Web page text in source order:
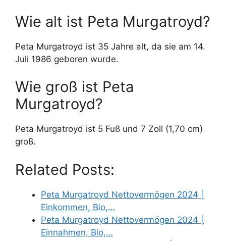
Wie alt ist Peta Murgatroyd?
Peta Murgatroyd ist 35 Jahre alt, da sie am 14.
Juli 1986 geboren wurde.
Wie groß ist Peta
Murgatroyd?
Peta Murgatroyd ist 5 Fuß und 7 Zoll (1,70 cm)
groß.
Related Posts:
Peta Murgatroyd Nettovermögen 2024 |
Einkommen, Bio,…
Peta Murgatroyd Nettovermögen 2024 |
Einnahmen, Bio,…